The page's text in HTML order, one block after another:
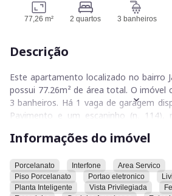
77,26 m² 2 quartos 3 banheiros
Descrição
Este apartamento localizado no bairro
possui 77.26m² de área total. O imóvel
3 banheiros. Há 1 vaga de garagem
Pavimento e um escaninho (n. 114),
porcelanato, interfone, área de
privilegiada, fechadura eletrônica,
de serviço, permite animais,
persianas integradas nas suítes,
Informações do imóvel
Porcelanato Interfone Area Servico
Piso Porcelanato
Portao eletronico
Planta Inteligente
Vista Privilegiada